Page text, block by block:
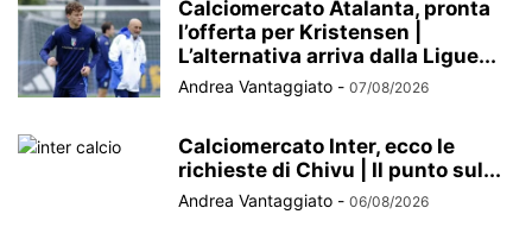
Calciomercato Atalanta, pronta
l’offerta per Kristensen |
L’alternativa arriva dalla Ligue...
Andrea Vantaggiato - 07/08/2026
Calciomercato Inter, ecco le
richieste di Chivu | Il punto sul...
Andrea Vantaggiato - 06/08/2026